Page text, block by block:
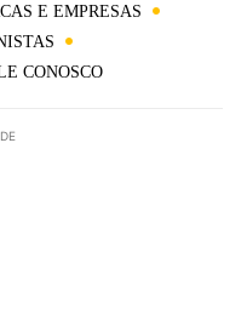
E EMPRESAS
CONOSCO